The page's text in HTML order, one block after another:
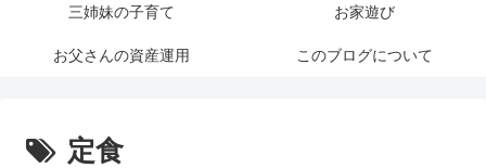
三姉妹の子育て お家遊び
お父さんの資産運用 このブログについて
定食